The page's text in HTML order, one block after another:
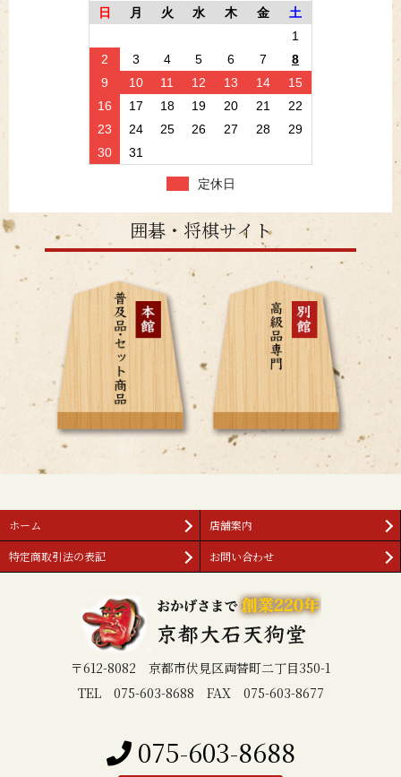
日
月 火 水 木 金
土
1
2
3 4 5 6 7
8
9
10 11 12 13 14
15
16
17 18 19 20 21
22
23
24 25 26 27 28
29
30
31
定休日
囲碁・将棋サイト
ホーム 店舗案内
特定商取引法の表記 お問い合わせ
〒612-8082 京都市伏見区両替町二丁目350-1
TEL 075-603-8688 FAX 075-603-8677
075-603-8688